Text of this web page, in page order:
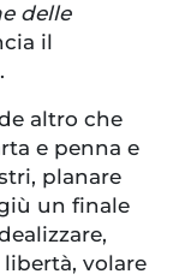
delle
il
altro che
e penna e
planare
un finale
volare